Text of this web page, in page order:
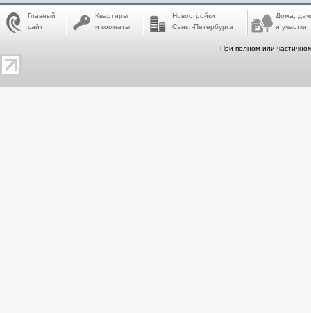
Главный
сайт
Квартиры
и комнаты
Новостройки
Санкт-Петербурга
Дома,
и участки
При полном или